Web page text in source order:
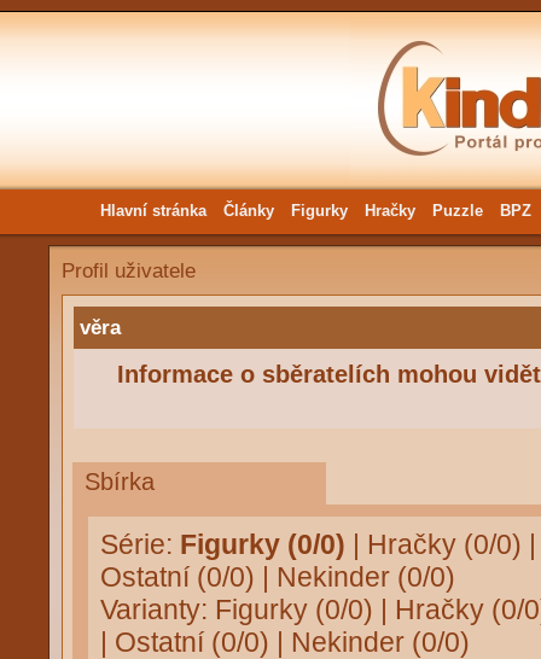
Hlavní stránka Články Figurky Hračky Puzzle BPZ
Profil uživatele
věra
Informace o sběratelích mohou
Sbírka
Série: Figurky (0/0) | Hračky (0/0)
Ostatní (0/0) | Nekinder (0/0)
Varianty: Figurky (0/0) | Hračky (0/
| Ostatní (0/0) | Nekinder (0/0)